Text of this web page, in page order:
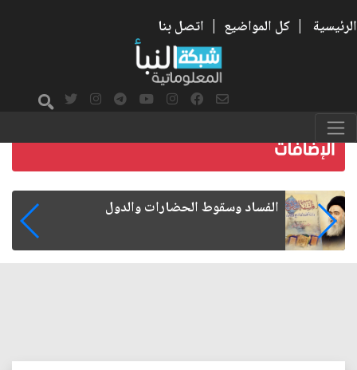
الرئيسية | كل المواضيع | اتصل بنا
رواتب الموظفين على صفيح ساخن